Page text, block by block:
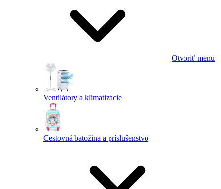
Otvoriť menu
Ventilátory a klimatizácie
Cestovná batožina a príslušenstvo